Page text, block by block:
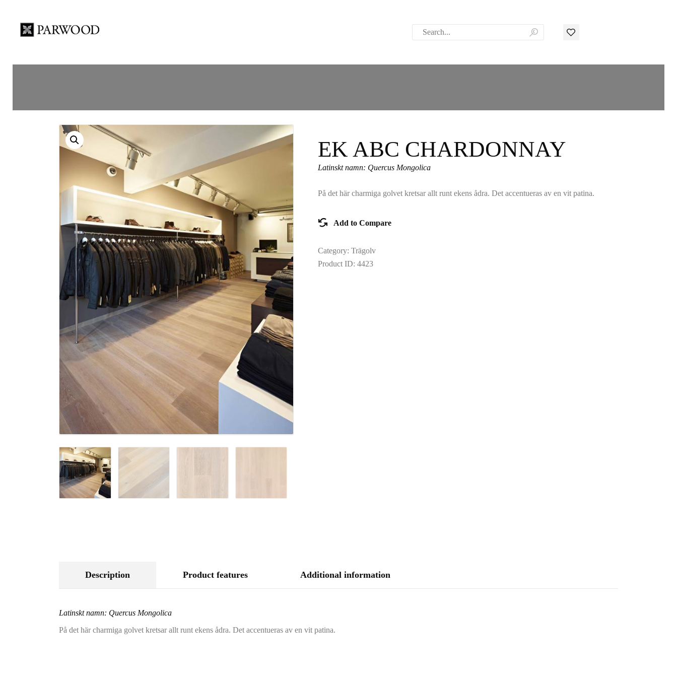
WOOD FLOORING
ACOUSTIC PANELS
OUTDOOR DECKING
PRODUCT
TOOLS AND
ACCESSORIES
EK ABC CHARDONNAY
Latinskt namn: Quercus Mongolica
På det här charmiga golvet kretsar allt runt ekens ådra. Det accentueras av en vit patina.
Add to Compare
Category:Trägolv
Product ID:4423
Description Product features Additional information
Latinskt namn: Quercus Mongolica
På det här charmiga golvet kretsar allt runt ekens ådra. Det accentueras av en vit patina.